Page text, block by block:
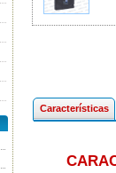
Características